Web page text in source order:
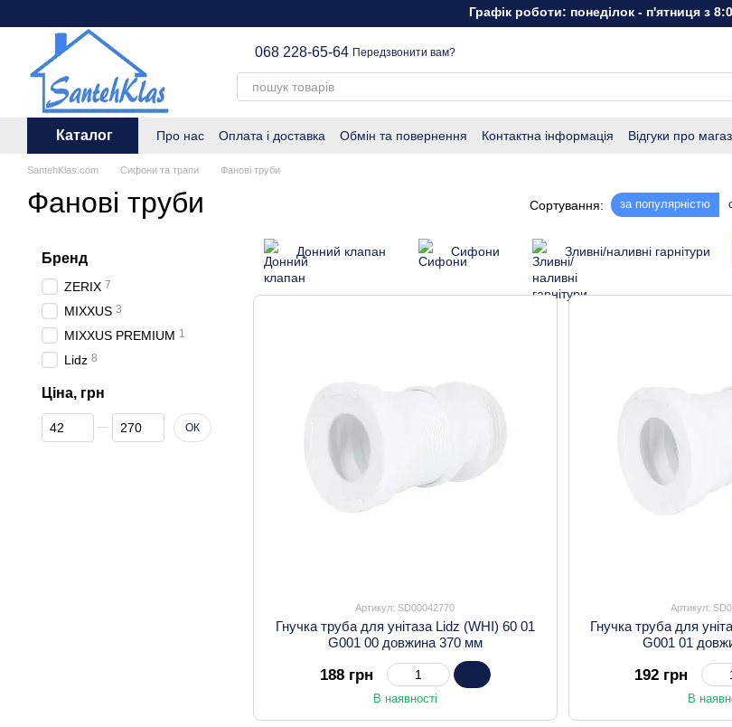
Графік роботи: понеділок - п'ятниця з 8:00 до
068 228-65-64 Передзвонити вам?
Каталог Про нас Оплата і доставка Обмін та повернення Контактна інформація Відгуки про
SantehKlas.com Сифони та трапи Фанові труби
Фанові труби Сортування: за популярністю
Донний клапан Сифони Зливні/наливні гарнітури
Артикул: SD00042770
Гнучка труба для унітаза Lidz (WHI) 60 01
G001 00 довжина 370 мм
188 грн
В наявності
Артикул:
Гнучка труба для
G001 01
192 грн
В
Бренд
ZERIX 7
MIXXUS 3
MIXXUS PREMIUM 1
Lidz 8
Ціна, грн
Від Ціна, грн
До Ціна, грн ОК